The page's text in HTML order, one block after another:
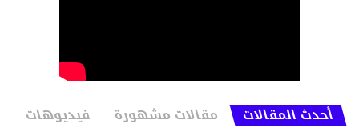
أحدث المقالات مقالات مشهورة فيديوهات